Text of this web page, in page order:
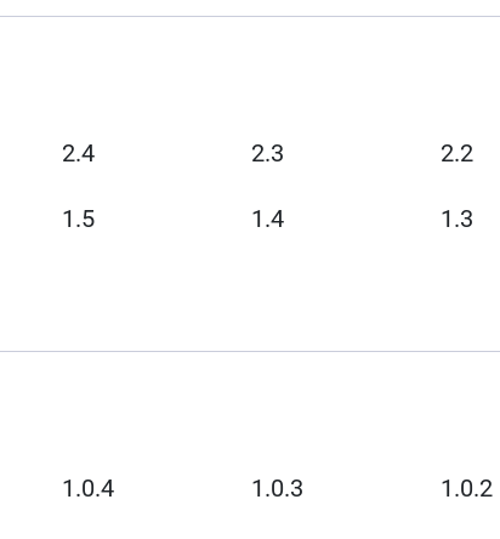
2.4 2.3 2.2
1.5 1.4 1.3
1.0.4 1.0.3 1.0.2